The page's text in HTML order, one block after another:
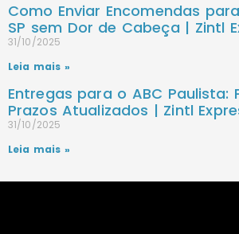
Como Enviar Encomendas
SP sem Dor de Cabeça | Zintl
31/10/2025
Leia mais »
Entregas para o ABC Paulista:
Prazos Atualizados | Zintl
31/10/2025
Leia mais »